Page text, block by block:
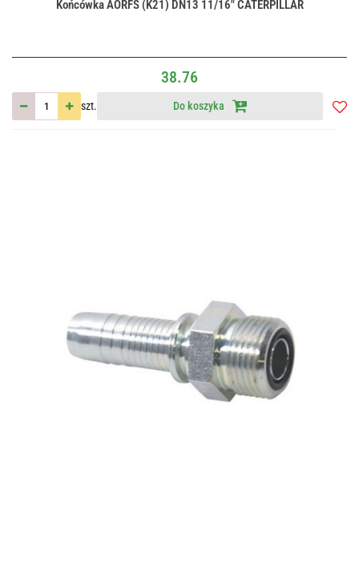
Końcówka AORFS (K21) DN13 11/16" CATERPILLAR
38.76
szt. Do koszyka